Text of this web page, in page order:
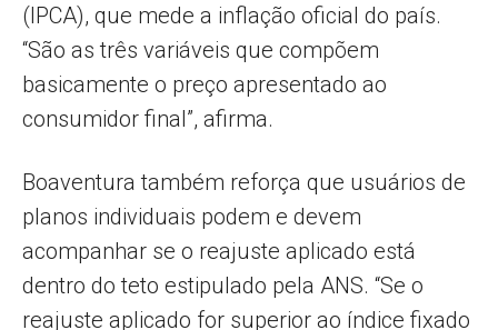
(IPCA), que mede a inflação oficial do país.
“São as três variáveis que compõem
basicamente o preço apresentado ao
consumidor final”, afirma.
Boaventura também reforça que usuários de
planos individuais podem e devem
acompanhar se o reajuste aplicado está
dentro do teto estipulado pela ANS. “Se o
reajuste aplicado for superior ao índice fixado